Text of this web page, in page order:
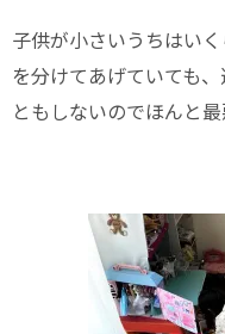
子供が小さいうちはい
を分けてあげていても
ともしないのでほんと